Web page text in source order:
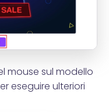
mouse sul modello
eseguire ulteriori